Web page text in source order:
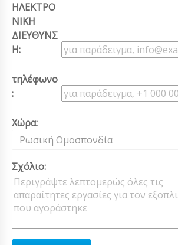
ΗΛΕΚΤΡΟ
ΝΙΚΗ
ΔΙΕΥΘΥΝΣ
Η:
τηλέφωνο
:
Χώρα:
Ρωσική Ομοσπονδία
Σχόλιο: